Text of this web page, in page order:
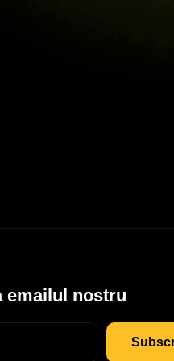
emailul nostru